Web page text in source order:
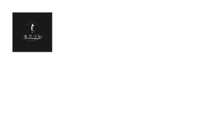
Home
News